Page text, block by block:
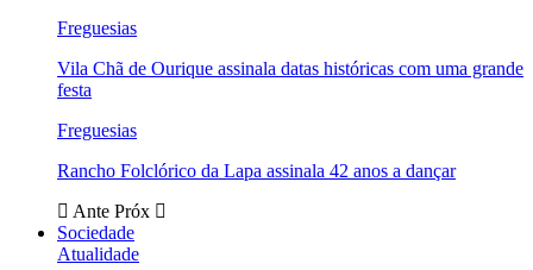
Freguesias
Vila Chã de Ourique assinala datas históricas com uma grande
festa
Freguesias
Rancho Folclórico da Lapa assinala 42 anos a dançar
Ante Próx
Sociedade
Atualidade